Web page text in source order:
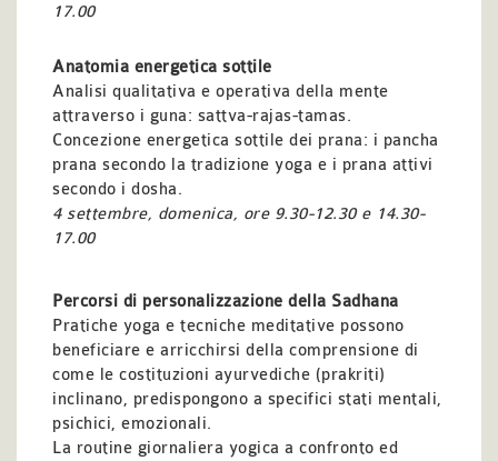
17.00
Anatomia energetica sottile
Analisi qualitativa e operativa della mente
attraverso i guna: sattva-rajas-tamas.
Concezione energetica sottile dei prana: i pancha
prana secondo la tradizione yoga e i prana attivi
secondo i dosha.
4 settembre, domenica, ore 9.30-12.30 e 14.30-
17.00
Percorsi di personalizzazione della Sadhana
Pratiche yoga e tecniche meditative possono
beneficiare e arricchirsi della comprensione di
come le costituzioni ayurvediche (prakriti)
inclinano, predispongono a specifici stati mentali,
psichici, emozionali.
La routine giornaliera yogica a confronto ed